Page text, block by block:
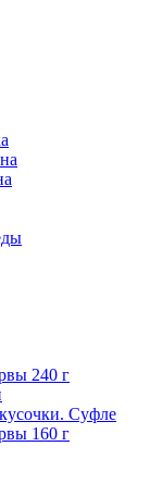
240 г
Суфле
160 г